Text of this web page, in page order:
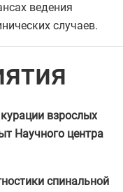
ведения
случаев.
взрослых
Научного центра
спинальной